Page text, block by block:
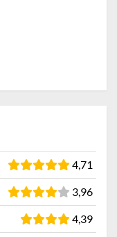
4,71
3,96
4,39